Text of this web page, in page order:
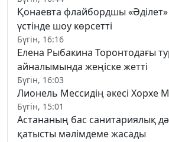
Қонаевта флайбордшы
үстінде шоу көрсетті
Бүгін, 16:16
Елена Рыбакина Торонтодағы
айналымында жеңіске жетті
Бүгін, 16:03
Лионель Мессидің әкесі Хорхе
Бүгін, 15:01
Астананың бас санитариялық
қатысты мәлімдеме жасады